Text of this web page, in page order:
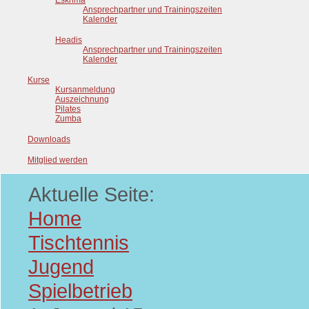
Ansprechpartner und Trainingszeiten
Kalender
Headis
Ansprechpartner und Trainingszeiten
Kalender
Kurse
Kursanmeldung
Auszeichnung
Pilates
Zumba
Downloads
Mitglied werden
Aktuelle Seite:
Home
Tischtennis
Jugend
Spielbetrieb